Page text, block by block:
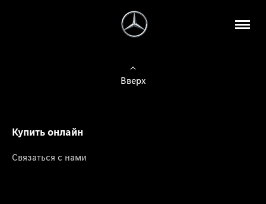
Вверх
Купить онлайн
Связаться с нами